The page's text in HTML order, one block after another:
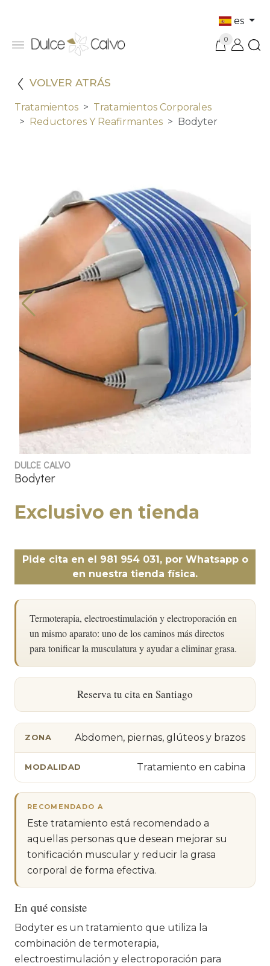
es
0
VOLVER ATRÁS
Tratamientos
Tratamientos Corporales
Reductores Y Reafirmantes
Bodyter
DULCE CALVO
Bodyter
Exclusivo en tienda
Pide cita en el 981 954 031, por Whatsapp o
en nuestra tienda física.
Termoterapia, electroestimulación y electroporación en
un mismo aparato: uno de los caminos más directos
para tonificar la musculatura y ayudar a eliminar grasa.
Reserva tu cita en Santiago
ZONA Abdomen, piernas, glúteos y brazos
MODALIDAD Tratamiento en cabina
RECOMENDADO A
Este tratamiento está recomendado a
aquellas personas que desean mejorar su
tonificación muscular y reducir la grasa
corporal de forma efectiva.
En qué consiste
Bodyter es un tratamiento que utiliza la
combinación de termoterapia,
electroestimulación y electroporación para